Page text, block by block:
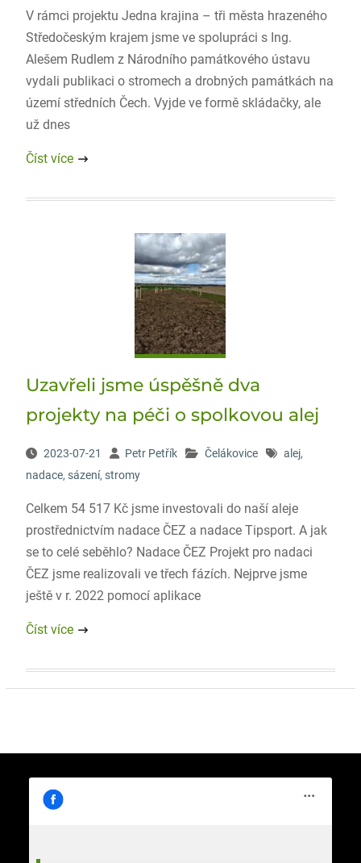
V rámci projektu Jedna krajina – tři města hrazeného
Středočeským krajem jsme ve spolupráci s Ing.
Alešem Rudlem z Národního památkového ústavu
vydali publikaci o stromech a drobných památkách na
území středních Čech. Vyjde ve formě skládačky, ale
už dnes
Číst více
Uzavřeli jsme úspěšně dva
projekty na péči o spolkovou alej
2023-07-21 Petr Petřík Čelákovice alej,
nadace, sázení, stromy
Celkem 54 517 Kč jsme investovali do naší aleje
prostřednictvím nadace ČEZ a nadace Tipsport. A jak
se to celé seběhlo? Nadace ČEZ Projekt pro nadaci
ČEZ jsme realizovali ve třech fázích. Nejprve jsme
ještě v r. 2022 pomocí aplikace
Číst více